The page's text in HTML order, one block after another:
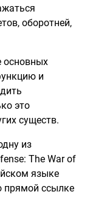
оборотней,
основных
и
это
существ.
из
The War of
языке
прямой ссылке